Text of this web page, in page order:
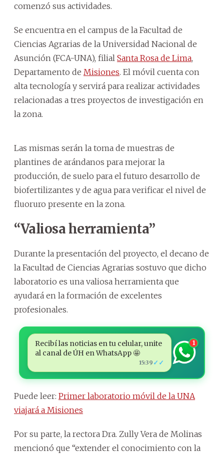
comenzó sus actividades.
Se encuentra en el campus de la Facultad de
Ciencias Agrarias de la Universidad Nacional de
Asunción (FCA-UNA), filial Santa Rosa de Lima,
Departamento de Misiones. El móvil cuenta con
alta tecnología y servirá para realizar actividades
relacionadas a tres proyectos de investigación en
la zona.
Las mismas serán la toma de muestras de
plantines de arándanos para mejorar la
producción, de suelo para el futuro desarrollo de
biofertilizantes y de agua para verificar el nivel de
fluoruro presente en la zona.
“Valiosa herramienta”
Durante la presentación del proyecto, el decano de
la Facultad de Ciencias Agrarias sostuvo que dicho
laboratorio es una valiosa herramienta que
ayudará en la formación de excelentes
profesionales.
Recibí las noticias en tu celular, unite
al canal de ÚH en WhatsApp 🤩
15:39 ✓✓
1
Puede leer: Primer laboratorio móvil de la UNA
viajará a Misiones
Por su parte, la rectora Dra. Zully Vera de Molinas
mencionó que “extender el conocimiento con la